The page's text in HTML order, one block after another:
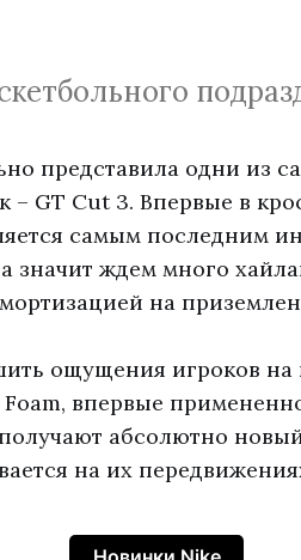
представила одни из
– GT Cut 3. Впервые в
самым последним
значит ждем много
на
ощущения игроков на
впервые
абсолютно
на их